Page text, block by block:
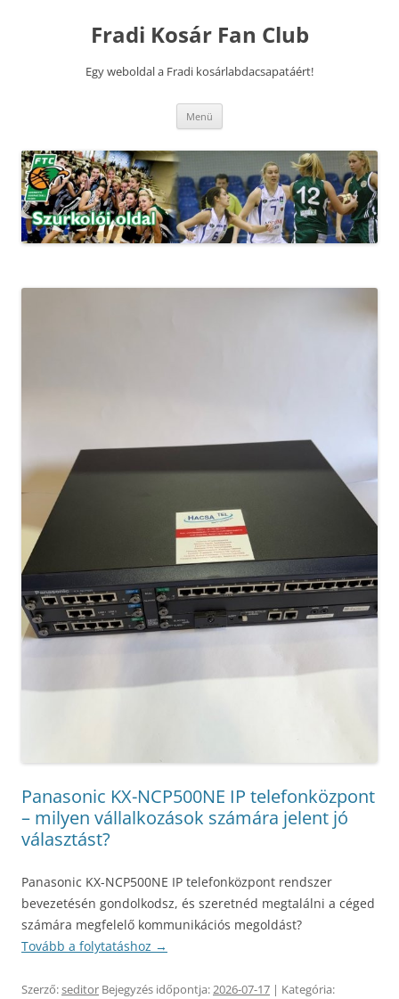
Fradi Kosár Fan Club
Egy weboldal a Fradi kosárlabdacsapatáért!
Menü
Panasonic KX-NCP500NE IP telefonközpont
– milyen vállalkozások számára jelent jó
választást?
Panasonic KX-NCP500NE IP telefonközpont rendszer
bevezetésén gondolkodsz, és szeretnéd megtalálni a céged
számára megfelelő kommunikációs megoldást?
Tovább a folytatáshoz →
Szerző:seditor Bejegyzés időpontja:2026-07-17 | Kategória: